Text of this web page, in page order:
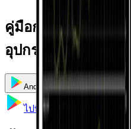
คู่มือการติดตั้งและก
อุปกรณ์
Android
ไปที่ Google Play